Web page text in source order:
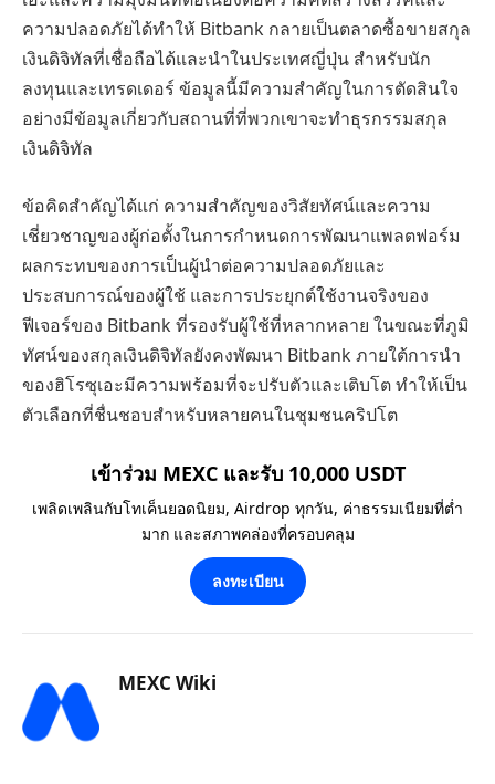
ความปลอดภัยได้ทำให้ Bitbank กลายเป็นตลาดซื้อขายสกุล
เงินดิจิทัลที่เชื่อถือได้และนำในประเทศญี่ปุ่น สำหรับนัก
ลงทุนและเทรดเดอร์ ข้อมูลนี้มีความสำคัญในการตัดสินใจ
อย่างมีข้อมูลเกี่ยวกับสถานที่ที่พวกเขาจะทำธุรกรรมสกุล
เงินดิจิทัล
ข้อคิดสำคัญได้แก่ ความสำคัญของวิสัยทัศน์และความ
เชี่ยวชาญของผู้ก่อตั้งในการกำหนดการพัฒนาแพลตฟอร์ม
ผลกระทบของการเป็นผู้นำต่อความปลอดภัยและ
ประสบการณ์ของผู้ใช้ และการประยุกต์ใช้งานจริงของ
ฟีเจอร์ของ Bitbank ที่รองรับผู้ใช้ที่หลากหลาย ในขณะที่ภูมิ
ทัศน์ของสกุลเงินดิจิทัลยังคงพัฒนา Bitbank ภายใต้การนำ
ของฮิโรซุเอะมีความพร้อมที่จะปรับตัวและเติบโต ทำให้เป็น
ตัวเลือกที่ชื่นชอบสำหรับหลายคนในชุมชนคริปโต
เข้าร่วม MEXC และรับ 10,000 USDT
เพลิดเพลินกับโทเค็นยอดนิยม, Airdrop ทุกวัน, ค่าธรรมเนียมที่ต่ำ
มาก และสภาพคล่องที่ครอบคลุม
ลงทะเบียน
MEXC Wiki